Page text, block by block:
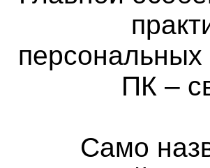
ПК –
Само